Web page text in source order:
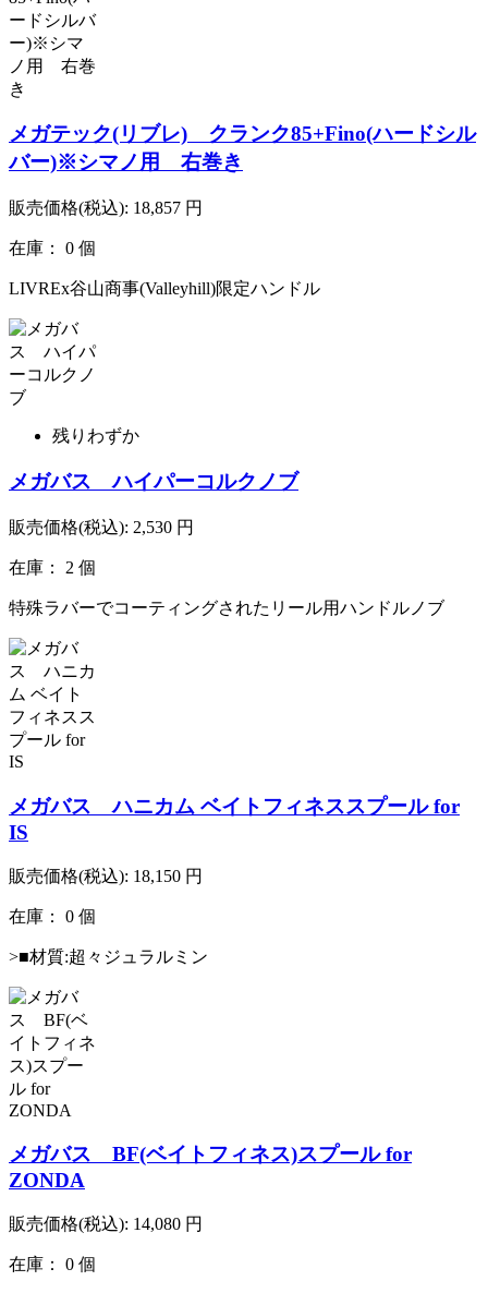
メガテック(リブレ) クランク85+Fino(ハードシル
バー)※シマノ用 右巻き
販売価格(税込): 18,857 円
在庫： 0 個
LIVREx谷山商事(Valleyhill)限定ハンドル
残りわずか
メガバス ハイパーコルクノブ
販売価格(税込): 2,530 円
在庫： 2 個
特殊ラバーでコーティングされたリール用ハンドルノブ
メガバス ハニカム ベイトフィネススプール for
IS
販売価格(税込): 18,150 円
在庫： 0 個
>■材質:超々ジュラルミン
メガバス BF(ベイトフィネス)スプール for
ZONDA
販売価格(税込): 14,080 円
在庫： 0 個